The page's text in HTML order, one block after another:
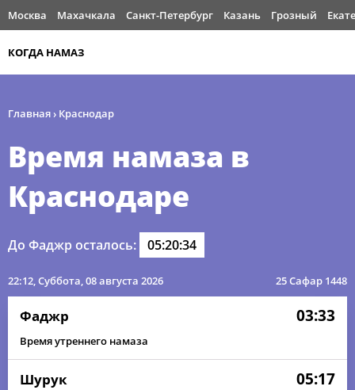
Москва Махачкала Санкт-Петербург Казань Грозный
КОГДА НАМАЗ
Главная› Краснодар
Время намаза в
Краснодаре
До Фаджр осталось: 05:20:34
22:12, Суббота, 08 августа 2026 25 Сафар 1448
Фаджр 03:33
Время утреннего намаза
Шурук 05:17